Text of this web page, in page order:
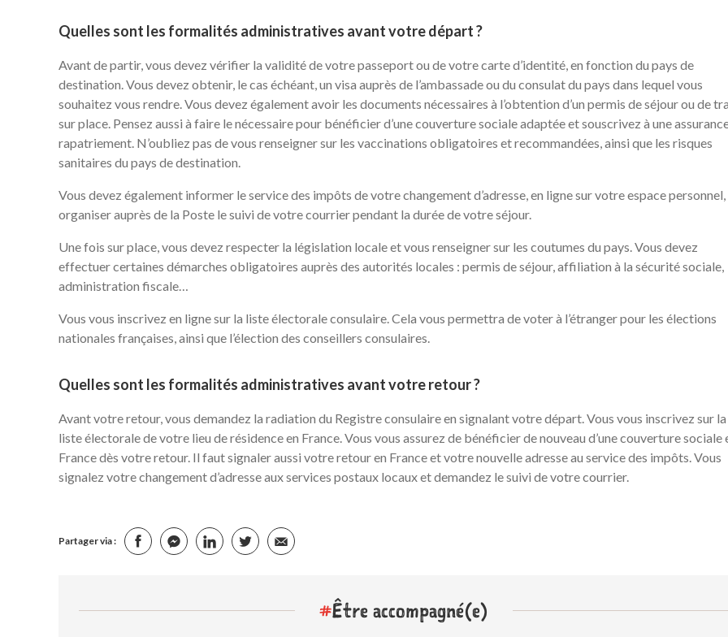
Quelles sont les formalités administratives avant votre départ ?
Avant de partir, vous devez vérifier la validité de votre passeport ou de votre carte d’identité, en fonction du pays de
destination. Vous devez obtenir, le cas échéant, un visa auprès de l’ambassade ou du consulat du pays dans lequel vous
souhaitez vous rendre. Vous devez également avoir les documents nécessaires à l’obtention d’un permis de séjour ou de
sur place. Pensez aussi à faire le nécessaire pour bénéficier d’une couverture sociale adaptée et souscrivez à une
rapatriement. N’oubliez pas de vous renseigner sur les vaccinations obligatoires et recommandées, ainsi que les risques
sanitaires du pays de destination.
Vous devez également informer le service des impôts de votre changement d’adresse, en ligne sur votre espace
organiser auprès de la Poste le suivi de votre courrier pendant la durée de votre séjour.
Une fois sur place, vous devez respecter la législation locale et vous renseigner sur les coutumes du pays. Vous devez
effectuer certaines démarches obligatoires auprès des autorités locales : permis de séjour, affiliation à la sécurité sociale,
administration fiscale…
Vous vous inscrivez en ligne sur la liste électorale consulaire. Cela vous permettra de voter à l’étranger pour les élections
nationales françaises, ainsi que l’élection des conseillers consulaires.
Quelles sont les formalités administratives avant votre retour ?
Avant votre retour, vous demandez la radiation du Registre consulaire en signalant votre départ. Vous vous inscrivez sur la
liste électorale de votre lieu de résidence en France. Vous vous assurez de bénéficier de nouveau d’une couverture sociale
France dès votre retour. Il faut signaler aussi votre retour en France et votre nouvelle adresse au service des impôts. Vous
signalez votre changement d’adresse aux services postaux locaux et demandez le suivi de votre courrier.
Partager via :
#Être accompagné(e)